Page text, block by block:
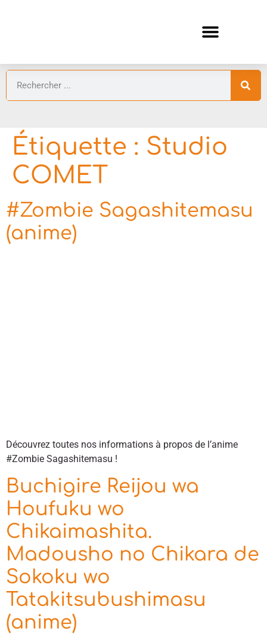
Étiquette : Studio
COMET
#Zombie Sagashitemasu
(anime)
Découvrez toutes nos informations à propos de l’anime
#Zombie Sagashitemasu !
Buchigire Reijou wa
Houfuku wo
Chikaimashita.
Madousho no Chikara de
Sokoku wo
Tatakitsubushimasu
(anime)